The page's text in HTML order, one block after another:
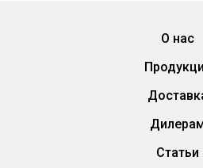
О нас
Cтатьи